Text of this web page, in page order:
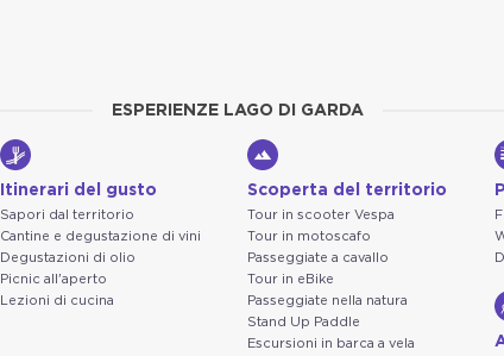
ESPERIENZE LAGO DI GARDA
Itinerari del gusto
Sapori dal territorio
Cantine e degustazione di vini
Degustazioni di olio
Picnic all'aperto
Lezioni di cucina
Scoperta del territorio
Tour in scooter Vespa
Tour in motoscafo
Passeggiate a cavallo
Tour in eBike
Passeggiate nella natura
Stand Up Paddle
Escursioni in barca a vela